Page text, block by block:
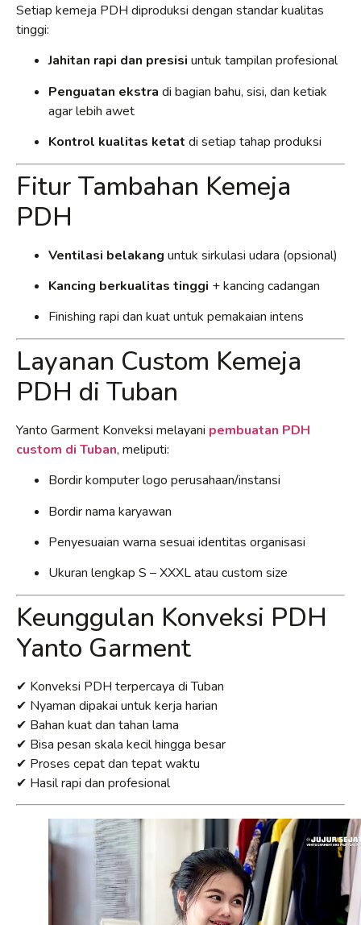
Setiap kemeja PDH diproduksi dengan standar kualitas
tinggi:
Jahitan rapi dan presisi untuk tampilan profesional
Penguatan ekstra di bagian bahu, sisi, dan ketiak
agar lebih awet
Kontrol kualitas ketat di setiap tahap produksi
Fitur Tambahan Kemeja
PDH
Ventilasi belakang untuk sirkulasi udara (opsional)
Kancing berkualitas tinggi + kancing cadangan
Finishing rapi dan kuat untuk pemakaian intens
Layanan Custom Kemeja
PDH di Tuban
Yanto Garment Konveksi melayani pembuatan PDH
custom di Tuban, meliputi:
Bordir komputer logo perusahaan/instansi
Bordir nama karyawan
Penyesuaian warna sesuai identitas organisasi
Ukuran lengkap S – XXXL atau custom size
Keunggulan Konveksi PDH
Yanto Garment
✔ Konveksi PDH terpercaya di Tuban
✔ Nyaman dipakai untuk kerja harian
✔ Bahan kuat dan tahan lama
✔ Bisa pesan skala kecil hingga besar
✔ Proses cepat dan tepat waktu
✔ Hasil rapi dan profesional